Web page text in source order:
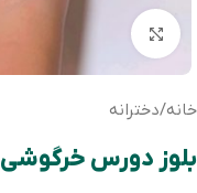
بزرگنمایی تصویر
خانه/دخترانه
بلوز دورس خرگوشی